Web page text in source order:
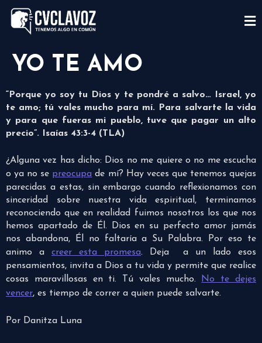
YO TE AMO
“Porque yo soy tu Dios y te pondré a salvo… Israel, yo
te amo; tú vales mucho para mí. Para salvarte la vida
y para que fueras mi pueblo, tuve que pagar un alto
precio”. Isaías 43:3-4 (TLA)
¿Alguna vez has dicho: Dios no me quiere o no me escucha
o ya no se preocupa de mí? Hay veces que tenemos quejas
parecidas a estas, sin embargo cuando reflexionamos con
sinceridad sobre nuestra vida espiritual, terminamos
reconociendo que en realidad fuimos nosotros los que nos
hemos apartado de Él. Dios en su perfecto amor jamás
nos abandona, Él no faltaría a Su Palabra. Por eso te
animo a creer esta promesa. Deja a un lado esos
pensamientos, invita a Dios a tu vida y permite que realice
cosas maravillosas en ti. Tú vales mucho. No te dejes
vencer, es tiempo de correr a quien puede salvarte.
Por Danitza Luna